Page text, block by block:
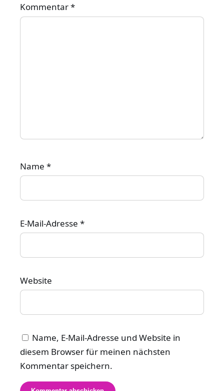
Kommentar*
Name *
E-Mail-Adresse *
Website
Name, E-Mail-Adresse und Website in
diesem Browser für meinen nächsten
Kommentar speichern.